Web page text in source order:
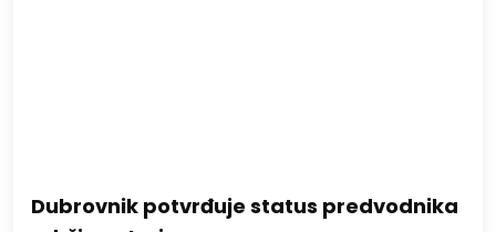
Dubrovnik potvrđuje status predvodnika